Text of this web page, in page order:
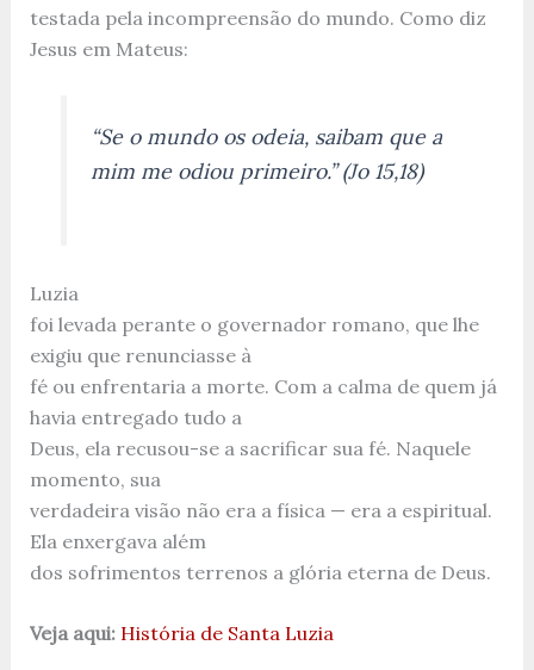
testada pela incompreensão do mundo. Como diz
Jesus em Mateus:
“Se o mundo os odeia, saibam que a
mim me odiou primeiro.” (Jo 15,18)
Luzia
foi levada perante o governador romano, que lhe
exigiu que renunciasse à
fé ou enfrentaria a morte. Com a calma de quem já
havia entregado tudo a
Deus, ela recusou-se a sacrificar sua fé. Naquele
momento, sua
verdadeira visão não era a física — era a espiritual.
Ela enxergava além
dos sofrimentos terrenos a glória eterna de Deus.
Veja aqui: História de Santa Luzia